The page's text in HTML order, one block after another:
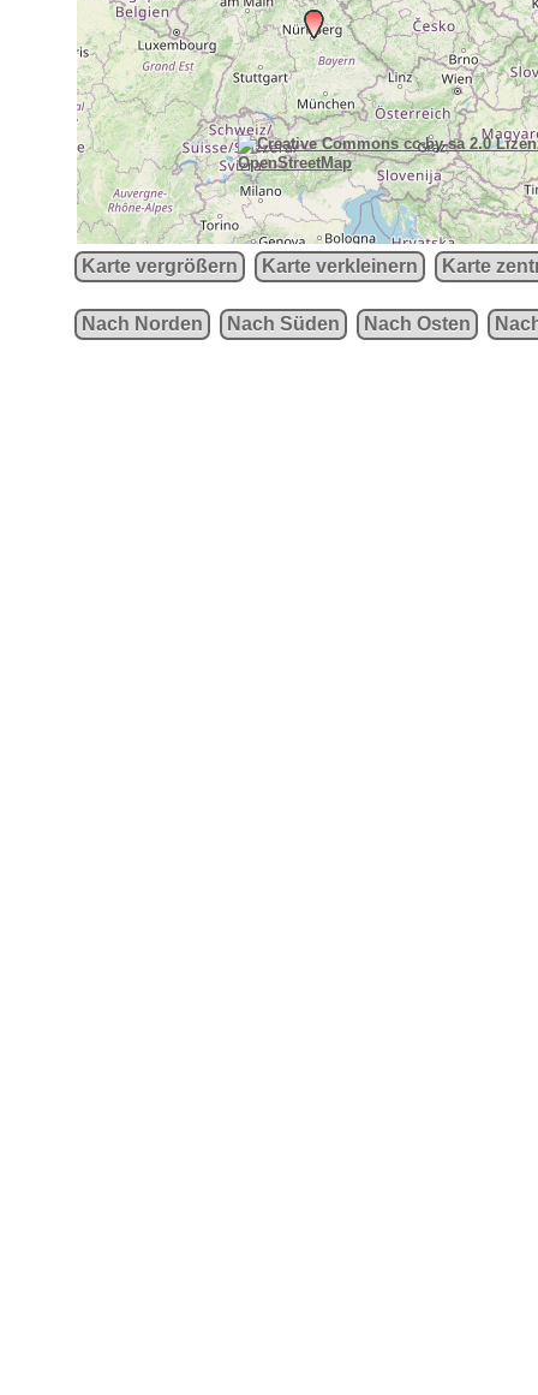
OpenStreetMap